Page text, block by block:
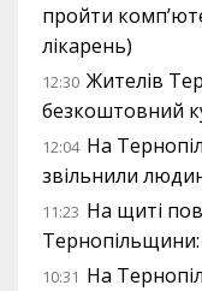
пройти
лікарень)
12:30 Жителів
безкоштовний
12:04 На
звільнили
11:23 На щиті
Тернопільщини:
10:31 На